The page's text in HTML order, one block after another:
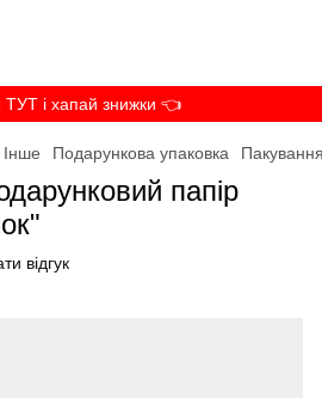
і хапай знижки 👈
Інше Подарункова упаковка
папір
відгук